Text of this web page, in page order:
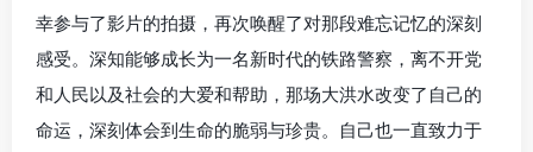
幸参与了影片的拍摄，再次唤醒了对那段难忘记忆的深刻
感受。深知能够成长为一名新时代的铁路警察，离不开党
和人民以及社会的大爱和帮助，那场大洪水改变了自己的
命运，深刻体会到生命的脆弱与珍贵。自己也一直致力于